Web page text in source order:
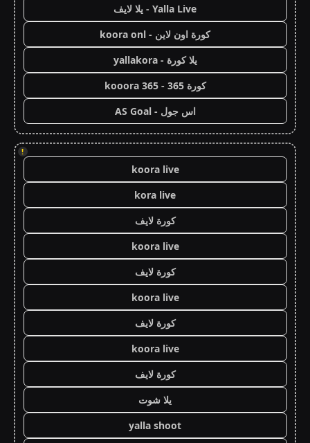
Yalla Live - يلا لايف
كورة اون لاين - koora onl
يلا كورة - yallakora
كورة 365 - kooora 365
اس جول - AS Goal
!
koora live
kora live
كورة لايف
koora live
كورة لايف
koora live
كورة لايف
koora live
كورة لايف
يلا شوت
yalla shoot